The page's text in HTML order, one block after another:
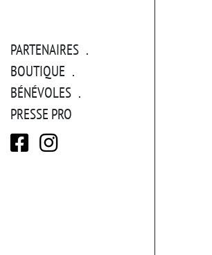
PARTENAIRES
BOUTIQUE
BÉNÉVOLES
PRESSE PRO